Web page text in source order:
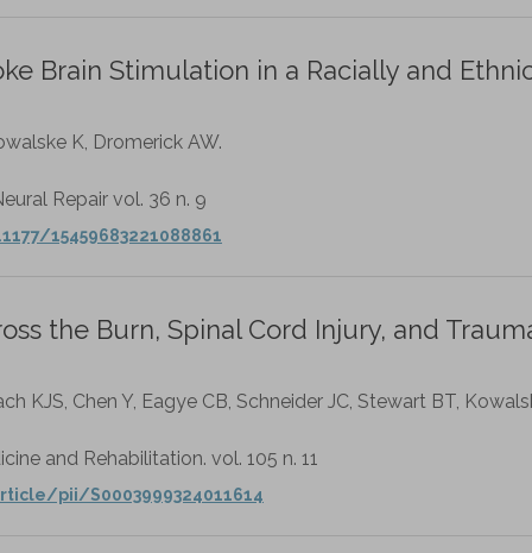
Brain Stimulation in a Racially and
K, Dromerick AW.
Repair vol. 36 n. 9
15459683221088861
the Burn, Spinal Cord Injury, and
KJS, Chen Y, Eagye CB, Schneider JC, Stewart BT,
and Rehabilitation. vol. 105 n. 11
pii/S0003999324011614